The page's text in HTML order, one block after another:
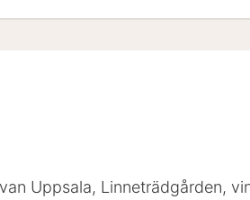
Uppsala, Linneträdgården,